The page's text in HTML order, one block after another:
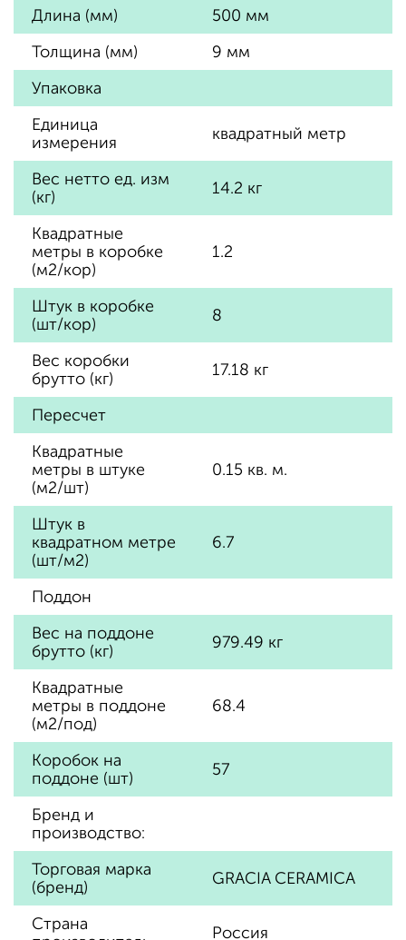
Длина (мм)
500 мм
Толщина (мм)
9 мм
Упаковка
Единица
измерения
квадратный метр
Вес нетто ед. изм
(кг)
14.2 кг
Квадратные
метры в коробке
(м2/кор)
1.2
Штук в коробке
(шт/кор)
8
Вес коробки
брутто (кг)
17.18 кг
Пересчет
Квадратные
метры в штуке
(м2/шт)
0.15 кв. м.
Штук в
квадратном метре
(шт/м2)
6.7
Поддон
Вес на поддоне
брутто (кг)
979.49 кг
Квадратные
метры в поддоне
(м2/под)
68.4
Коробок на
поддоне (шт)
57
Бренд и
производство:
Торговая марка
(бренд)
GRACIA CERAMICA
Страна
Россия